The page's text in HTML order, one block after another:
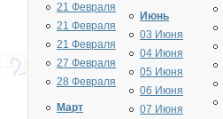
21 Февраля
21 Февраля
21 Февраля
27 Февраля
28 Февраля
Март
Июнь
03 Июня
04 Июня
05 Июня
06 Июня
07 Июня